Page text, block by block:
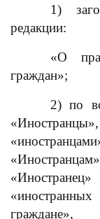
1)
редакции:
«О
граждан»;
2) по
«Иностранец»
граждане»,